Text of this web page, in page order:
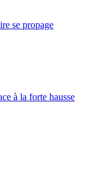
se propage
à la forte hausse